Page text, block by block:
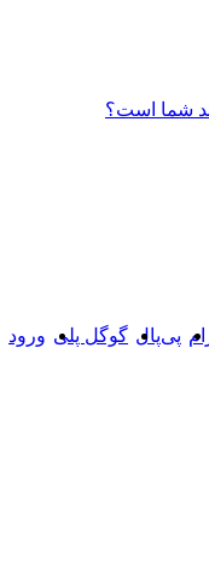
شما است؟
پی‌پال گوگل پلی ورود